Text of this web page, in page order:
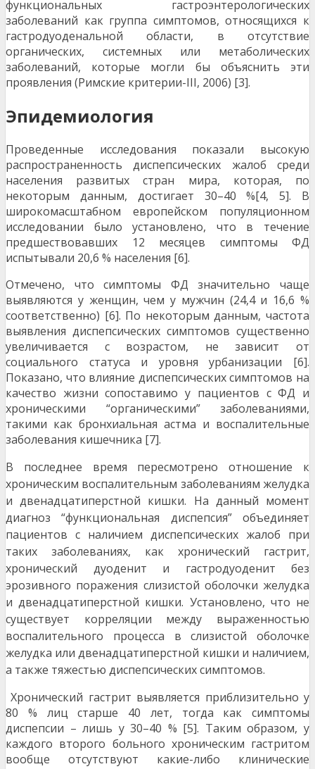
функциональных гастроэнтерологических
заболеваний как группа симптомов, относящихся к
гастродуоденальной области, в отсутствие
органических, системных или метаболических
заболеваний, которые могли бы объяснить эти
проявления (Римские критерии-III, 2006) [3].
Эпидемиология
Проведенные исследования показали высокую
распространенность диспепсических жалоб среди
населения развитых стран мира, которая, по
некоторым данным, достигает 30–40 %[4, 5]. В
широкомасштабном европейском популяционном
исследовании было установлено, что в течение
предшествовавших 12 месяцев симптомы ФД
испытывали 20,6 % населения [6].
Отмечено, что симптомы ФД значительно чаще
выявляются у женщин, чем у мужчин (24,4 и 16,6 %
соответственно) [6]. По некоторым данным, частота
выявления диспепсических симптомов существенно
увеличивается с возрастом, не зависит от
социального статуса и уровня урбанизации [6].
Показано, что влияние диспепсических симптомов на
качество жизни сопоставимо у пациентов с ФД и
хроническими “органическими” заболеваниями,
такими как бронхиальная астма и воспалительные
заболевания кишечника [7].
В последнее время пересмотрено отношение к
хроническим воспалительным заболеваниям желудка
и двенадцатиперстной кишки. На данный момент
диагноз “функциональная диспепсия” объединяет
пациентов с наличием диспепсических жалоб при
таких заболеваниях, как хронический гастрит,
хронический дуоденит и гастродуоденит без
эрозивного поражения слизистой оболочки желудка
и двенадцатиперстной кишки. Установлено, что не
существует корреляции между выраженностью
воспалительного процесса в слизистой оболочке
желудка или двенадцатиперстной кишки и наличием,
а также тяжестью диспепсических симптомов.
Хронический гастрит выявляется приблизительно у
80 % лиц старше 40 лет, тогда как симптомы
диспепсии – лишь у 30–40 % [5]. Таким образом, у
каждого второго больного хроническим гастритом
вообще отсутствуют какие-либо клинические